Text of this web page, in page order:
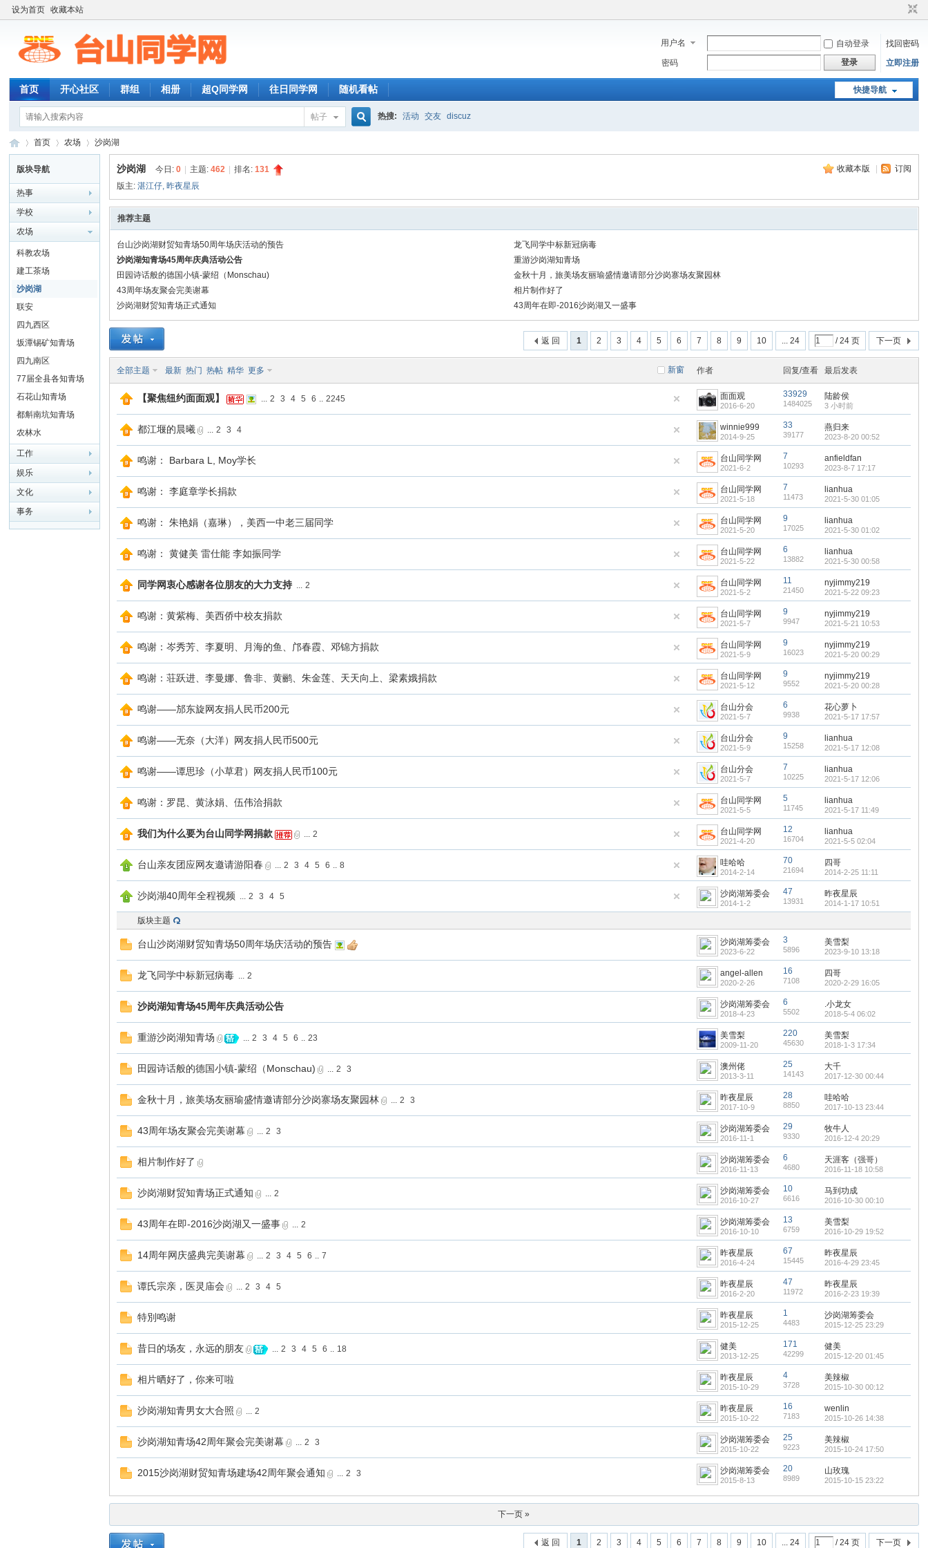
设为首页 收藏本站
用户名 自动登录
找回密码
密码
登录 立即注册
快捷导航
首页 开心社区 群组 相册 超Q同学网 往日同学网 随机看帖
帖子 热搜: 活动 交友 discuz
台
山
同
»
首页
›
农场
›
沙岗湖
版块导航
热事
学校
农场
科教农场
建工茶场
沙岗湖
联安
四九西区
坂潭锡矿知青场
四九南区
77届全县各知青场
石花山知青场
都斛南坑知青场
农林水
工作
娱乐
文化
事务
收藏本版 订阅
沙岗湖 今日:0 主题:462 排名:131
版主:湛江仔,昨夜星辰
推荐主题
台山沙岗湖财贸知青场50周年场庆活动的预告
龙飞同学中标新冠病毒
沙岗湖知青场45周年庆典活动公告
重游沙岗湖知青场
田园诗话般的德国小镇-蒙绍（Monschau)
金秋十月，旅美场友丽瑜盛情邀请部分沙岗寨场友聚园林
43周年场友聚会完美谢幕
相片制作好了
沙岗湖财贸知青场正式通知
43周年在即-2016沙岗湖又一盛事
1 2 3 4 5 6 7 8 9 10 ... 24 / 24 页 下一页
返 回
新窗
全部主题 最新 热门 热帖 精华 更多 作者 回复/查看 最后发表
【聚焦纽约面面观】 ... 2 3 4 5 6 .. 2245 面面观
2016-6-20
33929
1484025
陆龄侯
3 小时前
都江堰的晨曦 ... 2 3 4 winnie999
2014-9-25
33
39177
燕归来
2023-8-20 00:52
鸣谢： Barbara L, Moy学长 台山同学网
2021-6-2
7
10293
anfieldfan
2023-8-7 17:17
鸣谢： 李庭章学长捐款 台山同学网
2021-5-18
7
11473
lianhua
2021-5-30 01:05
鸣谢： 朱艳娟（嘉琳），美西一中老三届同学 台山同学网
2021-5-20
9
17025
lianhua
2021-5-30 01:02
鸣谢： 黄健美 雷仕能 李如振同学 台山同学网
2021-5-22
6
13882
lianhua
2021-5-30 00:58
同学网衷心感谢各位朋友的大力支持 ... 2 台山同学网
2021-5-2
11
21450
nyjimmy219
2021-5-22 09:23
鸣谢：黄紫梅、美西侨中校友捐款 台山同学网
2021-5-7
9
9947
nyjimmy219
2021-5-21 10:53
鸣谢：岑秀芳、李夏明、月海的鱼、邝春霞、邓锦方捐款 台山同学网
2021-5-9
9
16023
nyjimmy219
2021-5-20 00:29
鸣谢：荘跃进、李曼娜、鲁非、黄鹂、朱金莲、天天向上、梁素娥捐款 台山同学网
2021-5-12
9
9552
nyjimmy219
2021-5-20 00:28
鸣谢——邡东旋网友捐人民币200元 台山分会
2021-5-7
6
9938
花心萝卜
2021-5-17 17:57
鸣谢——无奈（大洋）网友捐人民币500元 台山分会
2021-5-9
9
15258
lianhua
2021-5-17 12:08
鸣谢——谭思珍（小草君）网友捐人民币100元 台山分会
2021-5-7
7
10225
lianhua
2021-5-17 12:06
鸣谢：罗昆、黄泳娟、伍伟洽捐款 台山同学网
2021-5-5
5
11745
lianhua
2021-5-17 11:49
我们为什么要为台山同学网捐款 ... 2 台山同学网
2021-4-20
12
16704
lianhua
2021-5-5 02:04
台山亲友团应网友邀请游阳春 ... 2 3 4 5 6 .. 8 哇哈哈
2014-2-14
70
21694
四哥
2014-2-25 11:11
沙岗湖40周年全程视频 ... 2 3 4 5 沙岗湖筹委会
2014-1-2
47
13931
昨夜星辰
2014-1-17 10:51
版块主题
台山沙岗湖财贸知青场50周年场庆活动的预告 沙岗湖筹委会
2023-6-22
3
5896
美雪梨
2023-9-10 13:18
龙飞同学中标新冠病毒 ... 2 angel-allen
2020-2-26
16
7108
四哥
2020-2-29 16:05
沙岗湖知青场45周年庆典活动公告 沙岗湖筹委会
2018-4-23
6
5502
.小龙女
2018-5-4 06:02
重游沙岗湖知青场 ... 2 3 4 5 6 .. 23 美雪梨
2009-11-20
220
45630
美雪梨
2018-1-3 17:34
田园诗话般的德国小镇-蒙绍（Monschau) ... 2 3 澳州佬
2013-3-11
25
14143
大千
2017-12-30 00:44
金秋十月，旅美场友丽瑜盛情邀请部分沙岗寨场友聚园林 ... 2 3 昨夜星辰
2017-10-9
28
8850
哇哈哈
2017-10-13 23:44
43周年场友聚会完美谢幕 ... 2 3 沙岗湖筹委会
2016-11-1
29
9330
牧牛人
2016-12-4 20:29
相片制作好了 沙岗湖筹委会
2016-11-13
6
4680
天涯客（强哥）
2016-11-18 10:58
沙岗湖财贸知青场正式通知 ... 2 沙岗湖筹委会
2016-10-27
10
6616
马到功成
2016-10-30 00:10
43周年在即-2016沙岗湖又一盛事 ... 2 沙岗湖筹委会
2016-10-10
13
6759
美雪梨
2016-10-29 19:52
14周年网庆盛典完美谢幕 ... 2 3 4 5 6 .. 7 昨夜星辰
2016-4-24
67
15445
昨夜星辰
2016-4-29 23:45
谭氏宗亲，医灵庙会 ... 2 3 4 5 昨夜星辰
2016-2-20
47
11972
昨夜星辰
2016-2-23 19:39
特別鸣谢 昨夜星辰
2015-12-25
1
4483
沙岗湖筹委会
2015-12-25 23:29
昔日的场友，永远的朋友 ... 2 3 4 5 6 .. 18 健美
2013-12-25
171
42299
健美
2015-12-20 01:45
相片晒好了，你来可啦 昨夜星辰
2015-10-29
4
3728
美辣椒
2015-10-30 00:12
沙岗湖知青男女大合照 ... 2 昨夜星辰
2015-10-22
16
7183
wenlin
2015-10-26 14:38
沙岗湖知青场42周年聚会完美谢幕 ... 2 3 沙岗湖筹委会
2015-10-22
25
9223
美辣椒
2015-10-24 17:50
2015沙岗湖财贸知青场建场42周年聚会通知 ... 2 3 沙岗湖筹委会
2015-8-13
20
8989
山玫瑰
2015-10-15 23:22
下一页 »
1 2 3 4 5 6 7 8 9 10 ... 24 / 24 页 下一页
返 回